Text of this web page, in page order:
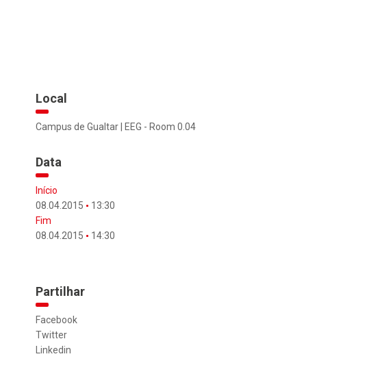
Local
Campus de Gualtar | EEG - Room 0.04
Data
Início
08.04.2015
13:30
Fim
08.04.2015
14:30
Partilhar
Facebook
Twitter
Linkedin